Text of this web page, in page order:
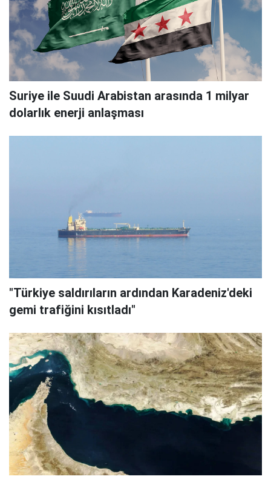
Suriye ile Suudi Arabistan arasında 1 milyar
dolarlık enerji anlaşması
"Türkiye saldırıların ardından Karadeniz'deki
gemi trafiğini kısıtladı"